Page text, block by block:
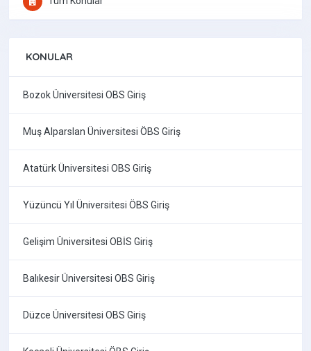
KONULAR
Bozok Üniversitesi OBS Giriş
Muş Alparslan Üniversitesi ÖBS Giriş
Atatürk Üniversitesi OBS Giriş
Yüzüncü Yıl Üniversitesi ÖBS Giriş
Gelişim Üniversitesi OBİS Giriş
Balıkesir Üniversitesi OBS Giriş
Düzce Üniversitesi OBS Giriş